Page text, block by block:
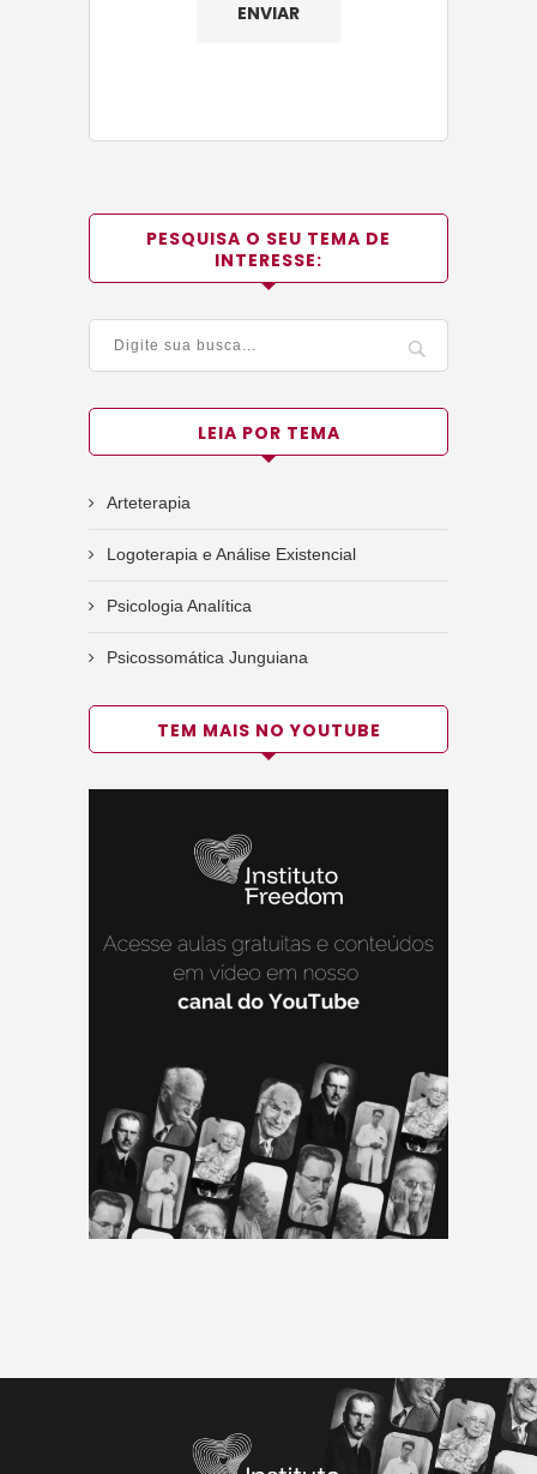
PESQUISA O SEU TEMA DE
INTERESSE:
LEIA POR TEMA
Arteterapia
Logoterapia e Análise Existencial
Psicologia Analítica
Psicossomática Junguiana
TEM MAIS NO YOUTUBE